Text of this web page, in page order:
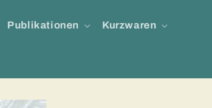
Publikationen Kurzwaren